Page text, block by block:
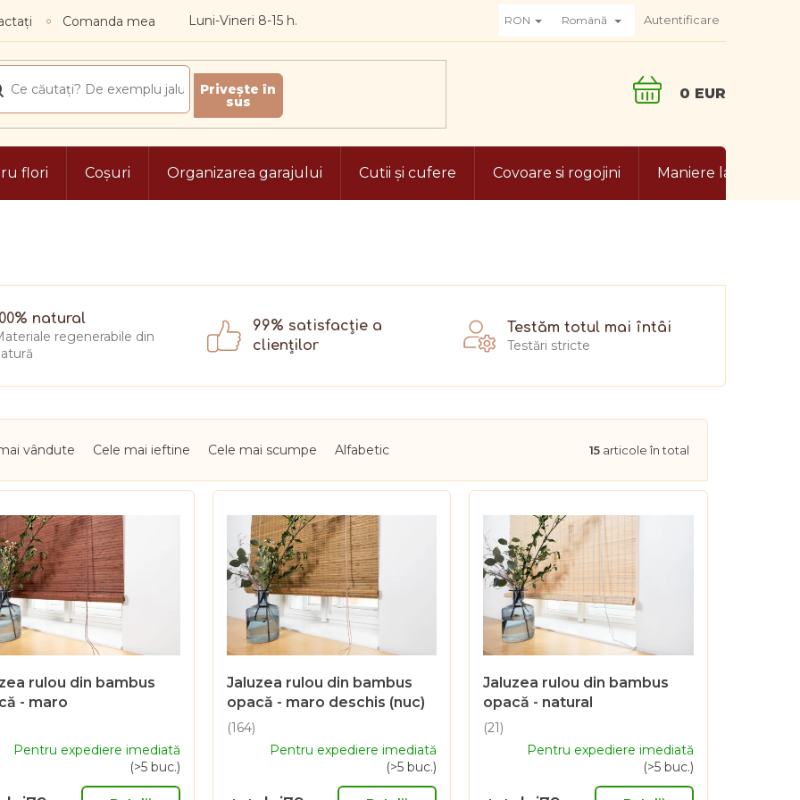
Comanda mea RON Română Autentificare
COŞ
flori Coșuri Organizarea garajului Cutii și cufere Covoare si rogojini Maniere la masa
natural
regenerabile din
99% satisfacție a
clienților
Testăm totul mai întâi
Testări stricte
vândute Cele mai ieftine Cele mai scumpe Alfabetic 15 articole în total
rulou din bambus
- maro
Pentru expediere imediată
(>5 buc.)
Jaluzea rulou din bambus
opacă - maro deschis (nuc)
Evaluarea
(164)
Pentru expediere imediată
(>5 buc.)
Jaluzea rulou din bambus
opacă - natural
Evaluarea
(21)
Pentru expediere imediată
(>5 buc.)